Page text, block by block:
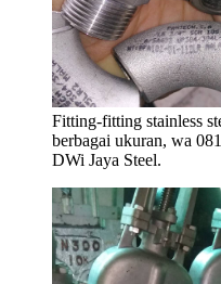
Fitting-fitting stainless
berbagai ukuran, wa
DWi Jaya Steel.